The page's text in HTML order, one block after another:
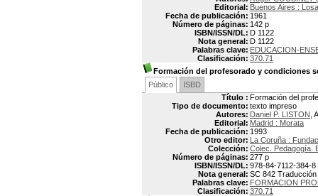
Editorial: Buenos Aires :
Fecha de publicación: 1961
Número de páginas: 142 p
ISBN/ISSN/DL: D 1122
Nota general: D 1122
Palabras clave: EDUCACION-
Clasificación: 370.71
Formación del profesorado y condiciones
Público
ISBD
Título : Formación del
Tipo de documento: texto impreso
Autores: Daniel P. LISTON ,
Editorial: Madrid : Morata
Fecha de publicación: 1993
Otro editor: La Coruña :
Colección: Colec. Pedagogía.
Número de páginas: 277 p
ISBN/ISSN/DL: 978-84-7112-384-8
Nota general: SC 842
Palabras clave: FORMACION
Clasificación: 370.71